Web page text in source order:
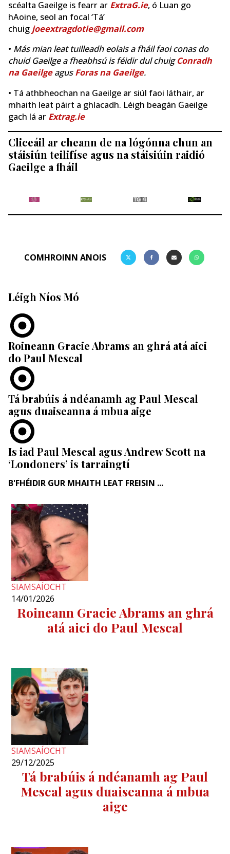
scéalta Gaeilge is fearr ar ExtraG.ie, ó Luan go
hAoine, seol an focal ‘Tá’
chuig joeextragdotie@gmail.com
• Más mian leat tuilleadh eolais a fháil faoi conas do
chuid Gaeilge a fheabhsú is féidir dul chuigConradh
na GaeilgeagusForas na Gaeilge.
• Tá athbheochan na Gaeilge ar siúl faoi láthair, ar
mhaith leat páirt a ghlacadh. Léigh beagán Gaeilge
gach lá ar Extrag.ie
Cliceáil ar cheann de na lógónna chun an
stáisiún teilifíse agus na stáisiúin raidió
Gaeilge a fháil
COMHROINN ANOIS
Léigh Níos Mó
Roineann Gracie Abrams an ghrá atá aici
do Paul Mescal
Tá brabúis á ndéanamh ag Paul Mescal
agus duaiseanna á mbua aige
Is iad Paul Mescal agus Andrew Scott na
‘Londoners’ is tarraingtí
B'FHÉIDIR GUR MHAITH LEAT FREISIN ...
SIAMSAÍOCHT
14/01/2026
Roineann Gracie Abrams an ghrá
atá aici do Paul Mescal
SIAMSAÍOCHT
29/12/2025
Tá brabúis á ndéanamh ag Paul
Mescal agus duaiseanna á mbua
aige